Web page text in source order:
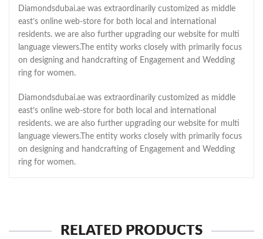
Diamondsdubai.ae was extraordinarily customized as middle
east’s online web-store for both local and international
residents. we are also further upgrading our website for multi
language viewers.The entity works closely with primarily focus
on designing and handcrafting of Engagement and Wedding
ring for women.
Diamondsdubai.ae was extraordinarily customized as middle
east’s online web-store for both local and international
residents. we are also further upgrading our website for multi
language viewers.The entity works closely with primarily focus
on designing and handcrafting of Engagement and Wedding
ring for women.
RELATED PRODUCTS